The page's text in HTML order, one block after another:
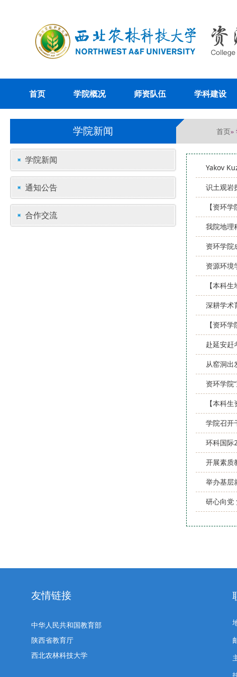
首页 学院概况 师资队伍 学科建设
学院新闻 首页»
学院新闻
通知公告
合作交流
Yakov
识土观岩
【资环
我院地理
资环学院
资源环境
【本科
深耕学术
【资环
赴延安
从窑洞出
资环学院
【本科
学院召开
环科国际
开展素质
举办基层
研心向
友情链接
中华人民共和国教育部
陕西省教育厅
西北农林科技大学